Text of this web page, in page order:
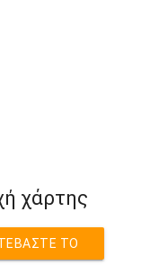
χάρτης
ΤΟ